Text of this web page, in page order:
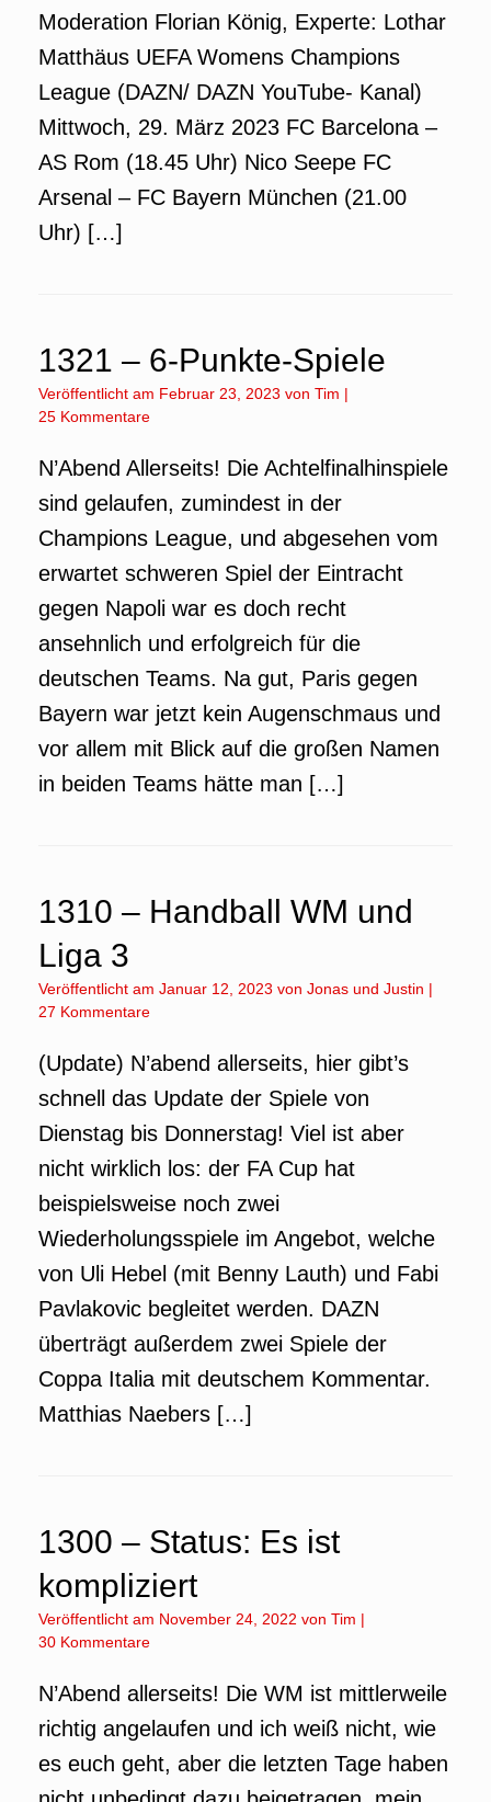
Moderation Florian König, Experte: Lothar
Matthäus UEFA Womens Champions
League (DAZN/ DAZN YouTube- Kanal)
Mittwoch, 29. März 2023 FC Barcelona –
AS Rom (18.45 Uhr) Nico Seepe FC
Arsenal – FC Bayern München (21.00
Uhr) […]
1321 – 6-Punkte-Spiele
Veröffentlicht am Februar 23, 2023 von Tim |
25 Kommentare
N’Abend Allerseits! Die Achtelfinalhinspiele
sind gelaufen, zumindest in der
Champions League, und abgesehen vom
erwartet schweren Spiel der Eintracht
gegen Napoli war es doch recht
ansehnlich und erfolgreich für die
deutschen Teams. Na gut, Paris gegen
Bayern war jetzt kein Augenschmaus und
vor allem mit Blick auf die großen Namen
in beiden Teams hätte man […]
1310 – Handball WM und
Liga 3
Veröffentlicht am Januar 12, 2023 von Jonas und Justin |
27 Kommentare
(Update) N’abend allerseits, hier gibt’s
schnell das Update der Spiele von
Dienstag bis Donnerstag! Viel ist aber
nicht wirklich los: der FA Cup hat
beispielsweise noch zwei
Wiederholungsspiele im Angebot, welche
von Uli Hebel (mit Benny Lauth) und Fabi
Pavlakovic begleitet werden. DAZN
überträgt außerdem zwei Spiele der
Coppa Italia mit deutschem Kommentar.
Matthias Naebers […]
1300 – Status: Es ist
kompliziert
Veröffentlicht am November 24, 2022 von Tim |
30 Kommentare
N’Abend allerseits! Die WM ist mittlerweile
richtig angelaufen und ich weiß nicht, wie
es euch geht, aber die letzten Tage haben